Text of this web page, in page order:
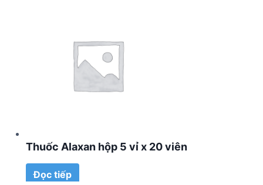
Thuốc Alaxan hộp 5 vỉ x 20 viên
Đọc tiếp